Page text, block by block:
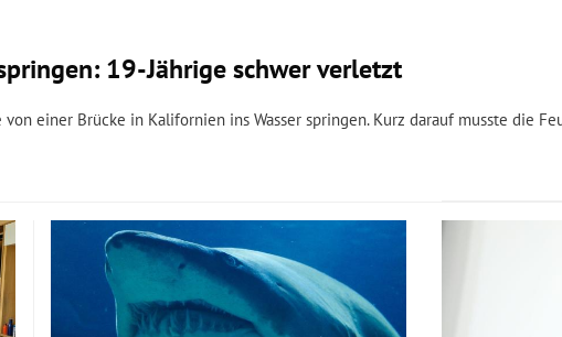
19-Jährige schwer verletzt
einer Brücke in Kalifornien ins Wasser springen. Kurz darauf musste die